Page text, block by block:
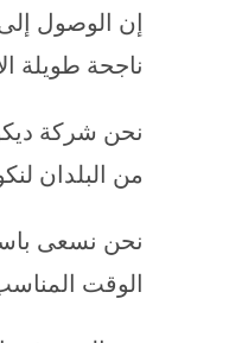
إن الوصول
ناجحة طويلة
نحن شركة
من البلدان
نحن نسعى
الوقت